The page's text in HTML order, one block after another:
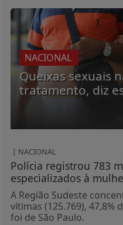
NACIONAL
Queixas sexuais
tratamento, diz
NACIONAL
Polícia registrou 783
especializados à
A Região Sudeste
vítimas (125.769), 47,8%
foi de São Paulo.